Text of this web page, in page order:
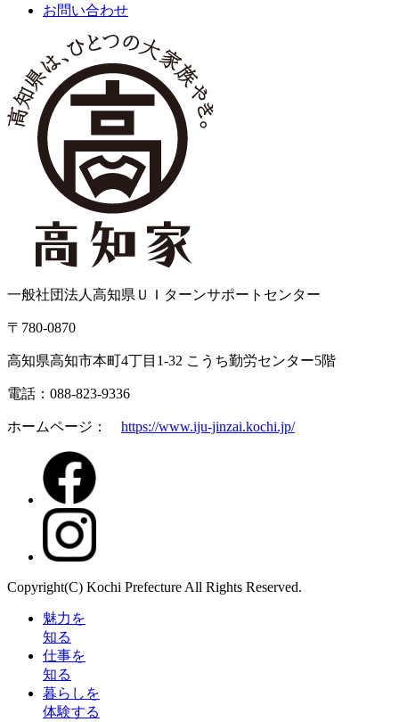
お問い合わせ
一般社団法人高知県ＵＩターンサポートセンター
〒780-0870
高知県高知市本町4丁目1-32 こうち勤労センター5階
電話：088-823-9336
ホームページ： https://www.iju-jinzai.kochi.jp/
Copyright(C) Kochi Prefecture All Rights Reserved.
魅力を
知る
仕事を
知る
暮らしを
体験する